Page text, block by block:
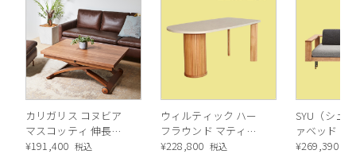
カリガリス コヌビア
マスコッティ 伸長・
昇降式テーブル ／
¥191,400 税込
ウィルティック ハー
フラウンド マティエ
ラ塗装 ダイニングテ
¥228,800 税込
SYU（シュ
ァベッド（
ル）190cm
¥269,390